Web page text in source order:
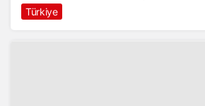
Türkiye